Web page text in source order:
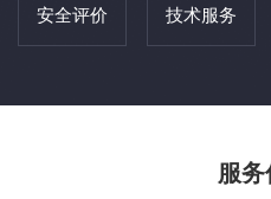
安全评价 技术服务
服